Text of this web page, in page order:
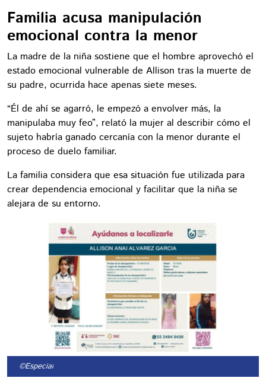
Familia acusa manipulación
emocional contra la menor
La madre de la niña sostiene que el hombre aprovechó el
estado emocional vulnerable de Allison tras la muerte de
su padre, ocurrida hace apenas siete meses.
“Él de ahí se agarró, le empezó a envolver más, la
manipulaba muy feo”, relató la mujer al describir cómo el
sujeto habría ganado cercanía con la menor durante el
proceso de duelo familiar.
La familia considera que esa situación fue utilizada para
crear dependencia emocional y facilitar que la niña se
alejara de su entorno.
©Especial